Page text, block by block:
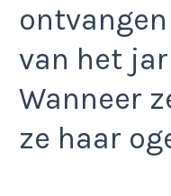
van het
Wanneer
ze haar